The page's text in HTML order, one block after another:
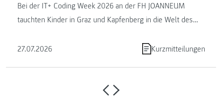
Bei der IT+ Coding Week 2026 an der FH JOANNEUM
tauchten Kinder in Graz und Kapfenberg in die Welt des
27.07.2026
Kurzmitteilungen